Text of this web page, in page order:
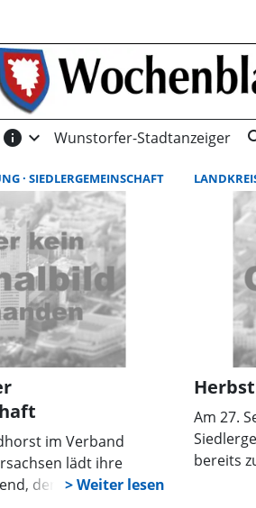
info expand_more Wunstorfer-Stadtanzeiger
SIEDLERGEMEINSCHAFT
im Verband
lädt ihre
den 7. März, zu
Am 27.
bereits